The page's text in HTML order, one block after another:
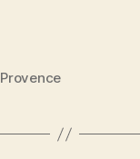
Provence